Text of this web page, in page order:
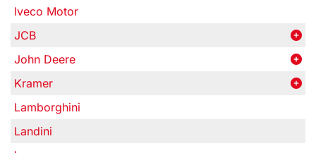
Iveco Motor
JCB
John Deere
Kramer
Lamborghini
Landini